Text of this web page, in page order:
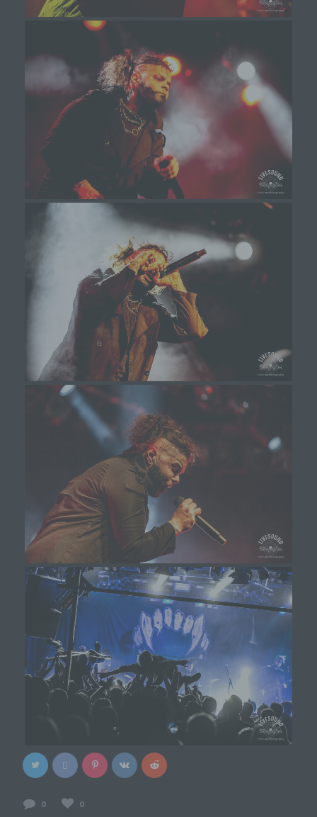
0 0
Bei der Nutzung dieser allgemeinen Daten und
Informationen ziehen wird keine Rückschlüsse auf
vielmehr benötigt, um (1) die Inhalte unserer
Internetseite korrekt auszuliefern, (2) die Inhalte
unserer Internetseite sowie die Werbung für diese
zu optimieren, (3) die dauerhafte
Funktionsfähigkeit unserer
informationstechnologischen Systeme und der
Technik unserer Internetseite zu gewährleisten
sowie (4) um Strafverfolgungsbehörden im Falle
eines Cyberangriffes die zur Strafverfolgung
notwendigen Informationen bereitzustellen. Diese
anonym erhobenen Daten und Informationen
ferner mit dem Ziel ausgewertet, den Datenschutz
und die Datensicherheit in unserem Unternehmen
zu erhöhen, um letztlich ein optimales
Schutzniveau für die von uns verarbeiteten
personenbezogenen Daten sicherzustellen. Die
anonymen Daten der Server-Logfiles werden
getrennt von allen durch eine betroffene Person
angegebenen personenbezogenen Daten
gespeichert.
Registrierung auf unserer Internetseite
Die betroffene Person hat die Möglichkeit, sich auf der
Internetseite des für die Verarbeitung Verantwortlichen
unter Angabe von personenbezogenen Daten zu
registrieren. Welche personenbezogenen Daten dabei
an den für die Verarbeitung Verantwortlichen übermittelt
werden, ergibt sich aus der jeweiligen Eingabemaske,
die für die Registrierung verwendet wird. Die von der
betroffenen Person eingegebenen personenbezogenen
Daten werden ausschließlich für die interne
Verwendung bei dem für die Verarbeitung
Verantwortlichen und für eigene Zwecke erhoben und
gespeichert. Der für die Verarbeitung Verantwortliche
kann die Weitergabe an einen oder mehrere
Auftragsverarbeiter, beispielsweise einen
Paketdienstleister, veranlassen, der die
personenbezogenen Daten ebenfalls ausschließlich für
eine interne Verwendung, die dem für die Verarbeitung
Verantwortlichen zuzurechnen ist, nutzt.
Durch eine Registrierung auf der Internetseite des
für die Verarbeitung Verantwortlichen wird ferner
die vom Internet-Service-Provider (ISP) der
betroffenen Person vergebene IP-Adresse, das
Datum sowie die Uhrzeit der Registrierung
gespeichert. Die Speicherung dieser Daten erfolgt
vor dem Hintergrund, dass nur so der Missbrauch
unserer Dienste verhindert werden kann, und
diese Daten im Bedarfsfall ermöglichen,
begangene Straftaten aufzuklären. Insofern ist die
Speicherung dieser Daten zur Absicherung des für
die Verarbeitung Verantwortlichen erforderlich.
Eine Weitergabe dieser Daten an Dritte erfolgt
grundsätzlich nicht, sofern keine gesetzliche